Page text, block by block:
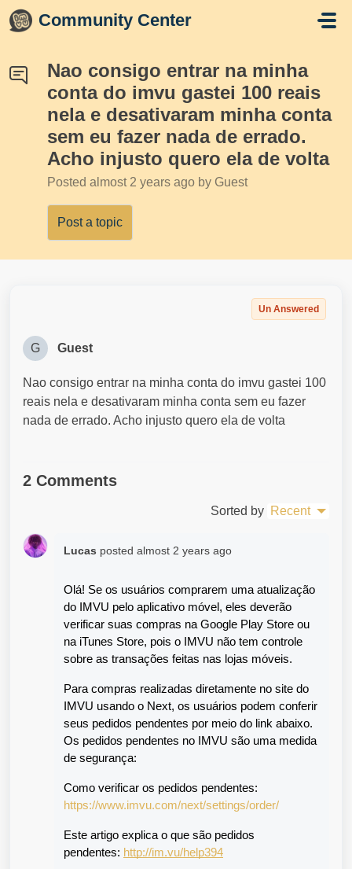
Skip to main content
Community Center
Nao consigo entrar na minha
conta do imvu gastei 100 reais
nela e desativaram minha conta
sem eu fazer nada de errado.
Acho injusto quero ela de volta
Posted almost 2 years ago by Guest
Post a topic
Un Answered
G Guest
Nao consigo entrar na minha conta do imvu gastei 100
reais nela e desativaram minha conta sem eu fazer
nada de errado. Acho injusto quero ela de volta
2 Comments
Sorted by Recent
Lucas posted almost 2 years ago
Olá! Se os usuários comprarem uma atualização
do IMVU pelo aplicativo móvel, eles deverão
verificar suas compras na Google Play Store ou
na iTunes Store, pois o IMVU não tem controle
sobre as transações feitas nas lojas móveis.
Para compras realizadas diretamente no site do
IMVU usando o Next, os usuários podem conferir
seus pedidos pendentes por meio do link abaixo.
Os pedidos pendentes no IMVU são uma medida
de segurança:
https://www.imvu.com/next/settings/order/
Este artigo explica o que são pedidos
pendentes: http://im.vu/help394